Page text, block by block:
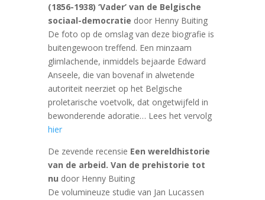
(1856-1938) ‘Vader’ van de Belgische
sociaal-democratie door Henny Buiting
De foto op de omslag van deze biografie is
buitengewoon treffend. Een minzaam
glimlachende, inmiddels bejaarde Edward
Anseele, die van bovenaf in alwetende
autoriteit neerziet op het Belgische
proletarische voetvolk, dat ongetwijfeld in
bewonderende adoratie… Lees het vervolg
hier
De zevende recensie Een wereldhistorie
van de arbeid. Van de prehistorie tot
nu door Henny Buiting
De volumineuze studie van Jan Lucassen